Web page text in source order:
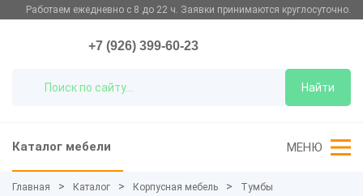
Работаем ежедневно с 8 до 22 ч. Заявки принимаются круглосуточно.
Найти
+7 (926) 399-60-23
Каталог мебели МЕНЮ
Главная Каталог Корпусная мебель
Тумбы